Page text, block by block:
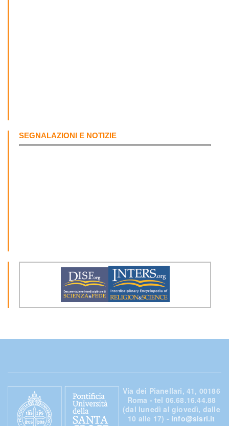
SEGNALAZIONI E NOTIZIE
Via dei Pianellari, 41, 00186
Roma - tel 06.68.16.44.88
(dal lunedì al giovedì, dalle
10 alle 17) - info@sisri.it